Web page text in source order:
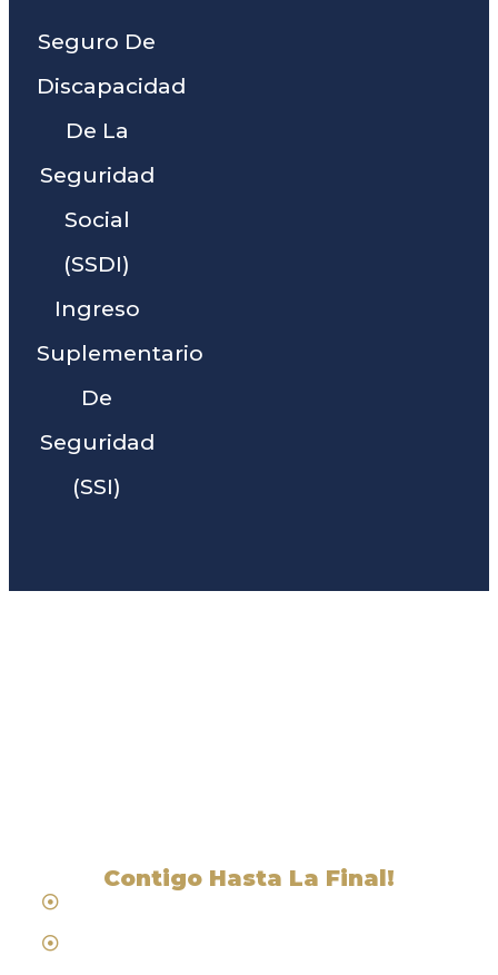
Seguro De
Discapacidad
De La
Seguridad
Social
(SSDI)
Ingreso
Suplementario
De
Seguridad
(SSI)
Contigo Hasta La Final!